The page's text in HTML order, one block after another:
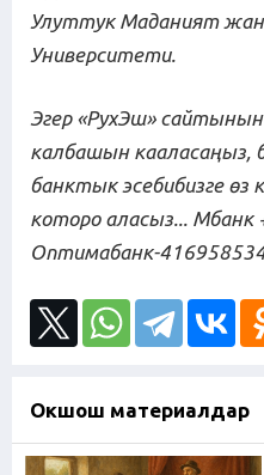
Улуттук Маданият
Университети.
Эгер «РухЭш»
калбашын кааласаңыз,
банктык эсебибизге өз
которо аласыз... Мбанк
Оптимабанк-
Окшош материалдар